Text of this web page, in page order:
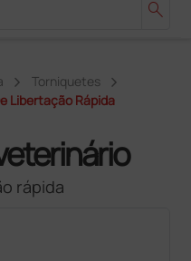
search
Torniquetes
Libertação Rápida
rápida